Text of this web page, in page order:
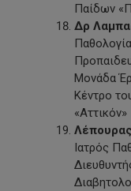
Παίδων
Δρ
Μονάδα
Κέντρο
«Αττικόν»
Ιατρός